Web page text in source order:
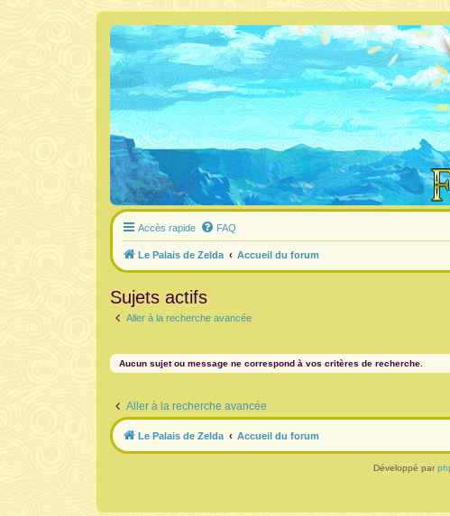
Accès rapide FAQ
Le Palais de Zelda Accueil du forum
Sujets actifs
Aller à la recherche avancée
Aucun sujet ou message ne correspond à vos critères de recherche.
Aller à la recherche avancée
Le Palais de Zelda Accueil du forum
Développé par